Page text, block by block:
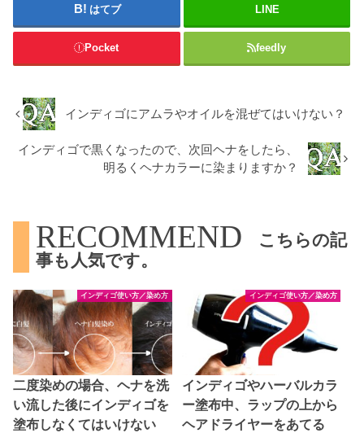
はてブ LINE
Pocket feedly
インディゴにアムラやオイルを混ぜてはいけない？
インディゴで黒くなったので、次回ヘナをしたら、
明るくヘナカラーに染まりますか？
RECOMMEND
こちらの記
事も人気です。
インディゴ使い方／染め方
二度染めの場合、ヘナを洗
い流した後にインディゴを
塗布しなくてはいけない
インディゴ使い方／染め方
インディゴやハーバルカラ
ー塗布中、ラップの上から
ヘアドライヤーをあてる